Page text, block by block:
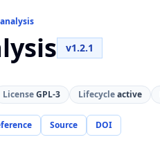
v1.2.1
LicenseGPL-3 Lifecycleactive
Source DOI